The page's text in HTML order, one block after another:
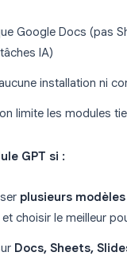
Google Docs (pas
IA)
installation ni
limite les modules
GPT si :
plusieurs modèles
choisir le meilleur
Docs, Sheets,